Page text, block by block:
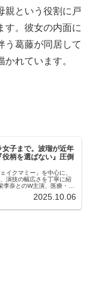
親という役割に戸
す。彼女の内面に
う葛藤が同居して
れています。
子まで。波瑠が近年
柄を選ばない』圧倒
イクマミー」を中心に、
演技の幅広さを丁寧に紹
李奈とのW主演、医療・恋
下げています。今の彼女
2025.10.06